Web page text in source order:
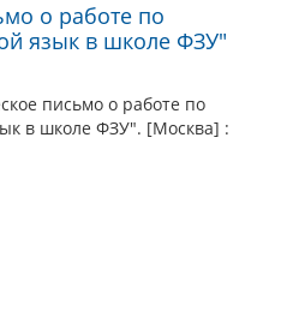
о работе по
язык в школе ФЗУ"
письмо о работе по
в школе ФЗУ". [Москва] :